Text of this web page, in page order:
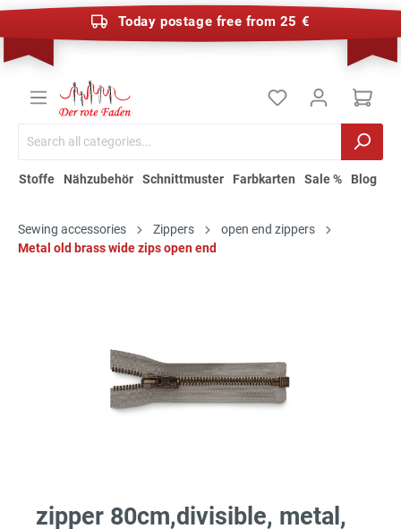
Today postage free from 25 €
Stoffe Nähzubehör Schnittmuster Farbkarten Sale % Blog
Sewing accessories Zippers
open end zippers
Metal old brass wide zips open end
zipper 80cm,divisible, metal,